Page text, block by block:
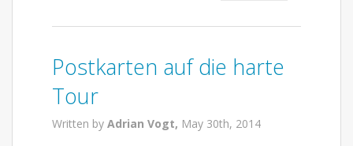
Postkarten auf die harte
Tour
Written by Adrian Vogt, May 30th, 2014